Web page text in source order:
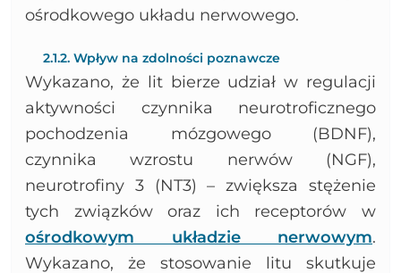
ośrodkowego układu nerwowego.
2.1.2. Wpływ na zdolności poznawcze
Wykazano, że lit bierze udział w regulacji
aktywności czynnika neurotroficznego
pochodzenia mózgowego (BDNF),
czynnika wzrostu nerwów (NGF),
neurotrofiny 3 (NT3) – zwiększa stężenie
tych związków oraz ich receptorów w
ośrodkowym układzie nerwowym.
Wykazano, że stosowanie litu skutkuje